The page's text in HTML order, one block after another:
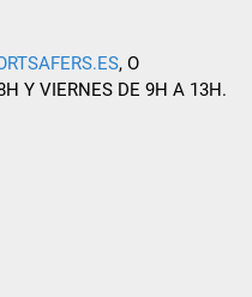
, O
Y VIERNES DE 9H A 13H.